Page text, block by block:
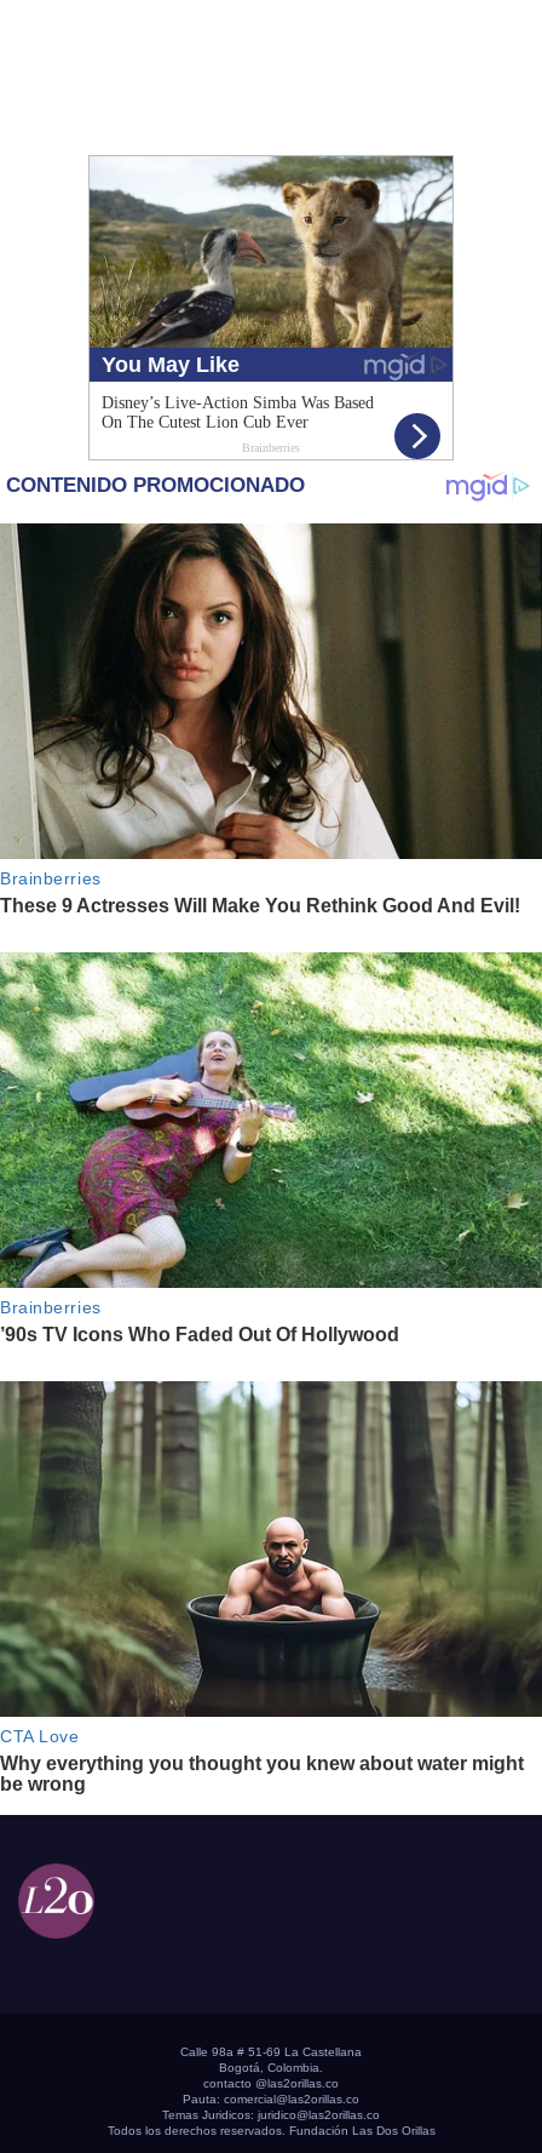
Calle 98a # 51-69 La Castellana
Bogotá, Colombia.
contacto @las2orillas.co
Pauta: comercial@las2orillas.co
Temas Juridicos: juridico@las2orillas.co
Todos los derechos reservados. Fundación Las Dos Orillas